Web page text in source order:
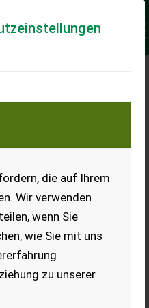
die auf Ihrem
Wir verwenden
wenn Sie
wie Sie mit uns
zu unserer
Baumaschinen –
Ort